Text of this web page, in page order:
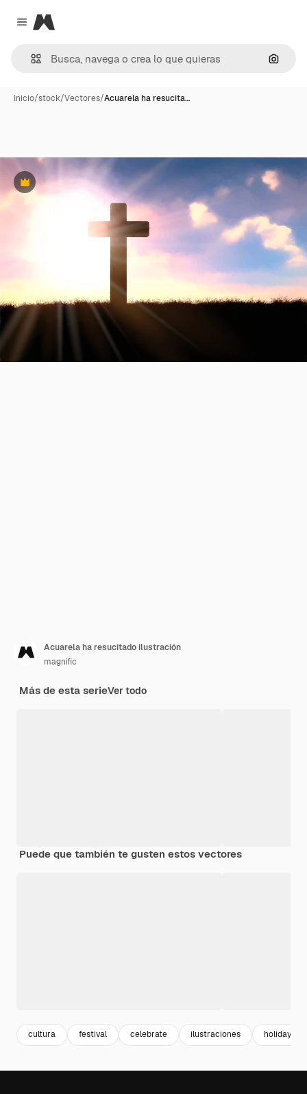
Close menu
Magnific
Inicio/stock/Vectores/Acuarela ha resucita…
Premium
Acuarela ha resucitado ilustración
magnific
Más de esta serieVer todo
Puede que también te gusten estos vectores
cultura festival celebrate ilustraciones holiday